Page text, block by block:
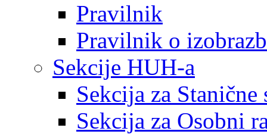
Pravilnik
Pravilnik o
Sekcije HUH-a
Sekcija za Stanične
Sekcija za Osobni